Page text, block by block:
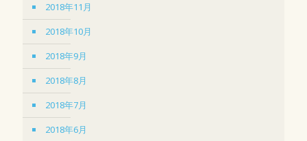
2018年11月
2018年10月
2018年9月
2018年8月
2018年7月
2018年6月